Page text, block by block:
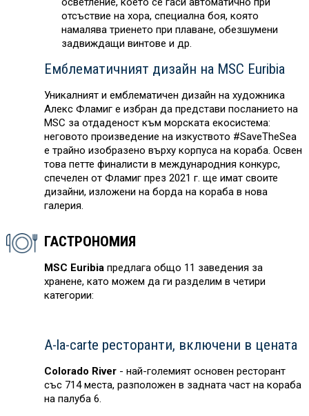
отсъствие на хора, специална боя, която
намалява триенето при плаване, обезшумени
задвиждащи винтове и др.
Емблематичният дизайн на MSC Euribia
Уникалният и емблематичен дизайн на художника
Алекс Фламиг е избран да представи посланието на
MSC за отдаденост към морската екосистема:
неговото произведение на изкуството #SaveTheSea
е трайно изобразено върху корпуса на кораба. Освен
това петте финалисти в международния конкурс,
спечелен от Фламиг през 2021 г. ще имат своите
дизайни, изложени на борда на кораба в нова
галерия.
ГАСТРОНОМИЯ
MSC Euribiaпредлага общо 11 заведения за
хранене, като можем да ги разделим в четири
категории:
A-la-carte ресторанти, включени в цената
Colorado River- най-големият основен ресторант
със 714 места, разположен в задната част на кораба
на палуба 6.